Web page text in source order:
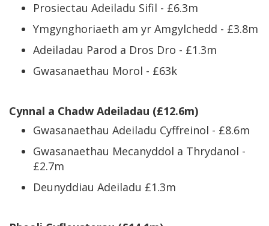
Prosiectau Adeiladu Sifil - £6.3m
Ymgynghoriaeth am yr Amgylchedd - £3.8m
Adeiladau Parod a Dros Dro - £1.3m
Gwasanaethau Morol - £63k
Cynnal a Chadw Adeiladau (£12.6m)
Gwasanaethau Adeiladu Cyffreinol - £8.6m
Gwasanaethau Mecanyddol a Thrydanol -
£2.7m
Deunyddiau Adeiladu £1.3m